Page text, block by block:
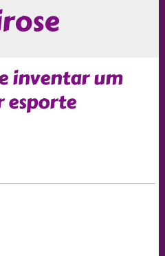
inventar um
esporte